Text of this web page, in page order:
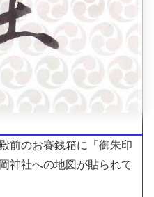
前のお賽銭箱に「御朱印
神社への地図が貼られて